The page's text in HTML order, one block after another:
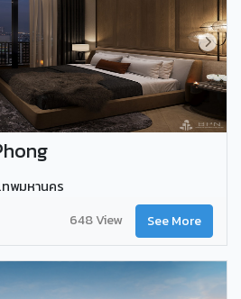
ทพมหานคร
648 View See More